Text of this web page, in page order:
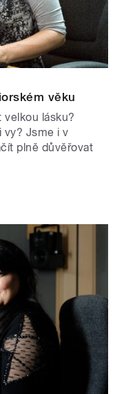
věku
velkou lásku?
vy? Jsme i v
plně důvěřovat